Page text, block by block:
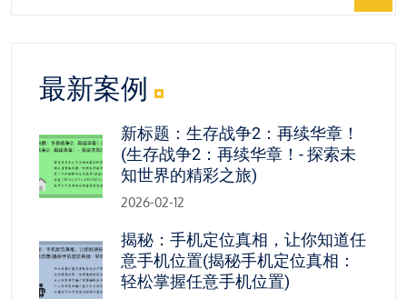
最新案例
新标题：生存战争2：再续华章！
(生存战争2：再续华章！- 探索未
知世界的精彩之旅)
2026-02-12
揭秘：手机定位真相，让你知道任
意手机位置(揭秘手机定位真相：
轻松掌握任意手机位置)